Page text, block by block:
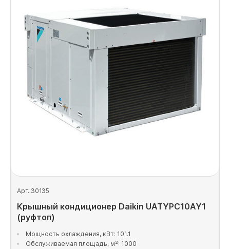
Арт. 30135
Крышный кондиционер Daikin UATYPC10AY1
(руфтоп)
Мощность охлаждения, кВт: 101.1
Обслуживаемая площадь, м²: 1000